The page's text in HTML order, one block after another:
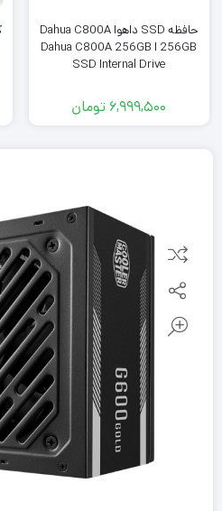
حافظه SSD داهوا Dahua C800A
256GB ا Dahua C800A 256GB
SSD Internal Drive
6,999,500 تومان